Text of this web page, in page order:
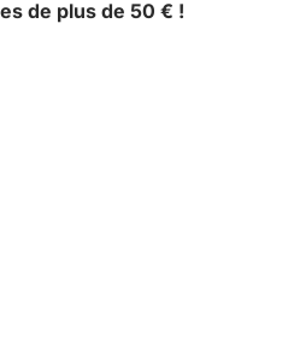
de plus de 50 € !